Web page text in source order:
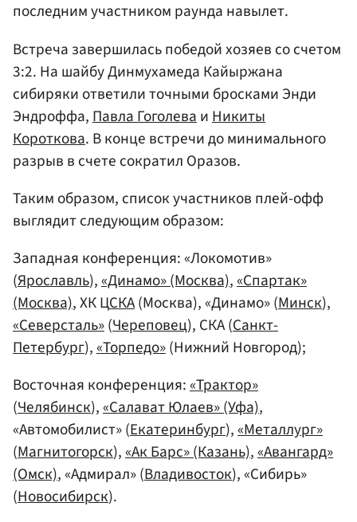
последним участником раунда навылет.
Встреча завершилась победой хозяев со счетом
3:2. На шайбу Динмухамеда Кайыржана
сибиряки ответили точными бросками Энди
Эндроффа, Павла Гоголева и Никиты
Короткова. В конце встречи до минимального
разрыв в счете сократил Оразов.
Таким образом, список участников плей-офф
выглядит следующим образом:
Западная конференция: «Локомотив»
(Ярославль),«Динамо» (Москва),«Спартак»
(Москва), ХК ЦСКА(Москва), «Динамо» (Минск),
«Северсталь»(Череповец), СКА (Санкт-
Петербург),«Торпедо»(Нижний Новгород);
Восточная конференция:«Трактор»
(Челябинск),«Салават Юлаев» (Уфа),
«Автомобилист» (Екатеринбург),«Металлург»
(Магнитогорск),«Ак Барс» (Казань),«Авангард»
(Омск), «Адмирал» (Владивосток), «Сибирь»
(Новосибирск).